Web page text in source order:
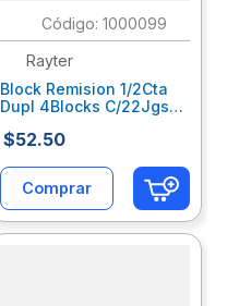
: 1000099
Rayter
Block Remision 1/2Cta
Dupl 4Blocks C/22Jgs
$52.50
Comprar